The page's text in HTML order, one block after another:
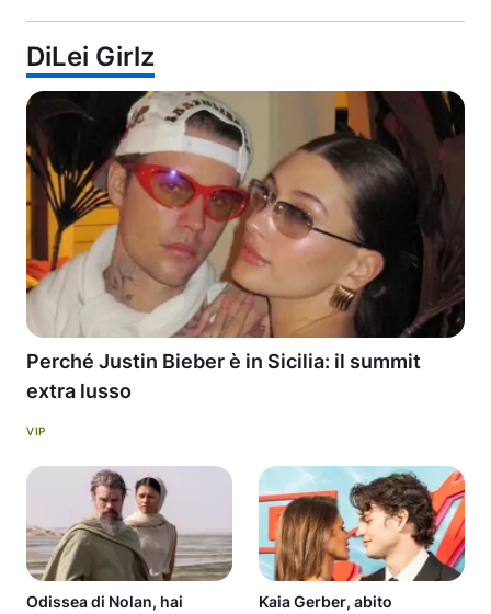
DiLei Girlz
Perché Justin Bieber è in Sicilia: il summit
extra lusso
VIP
Odissea di Nolan, hai
Kaia Gerber, abito